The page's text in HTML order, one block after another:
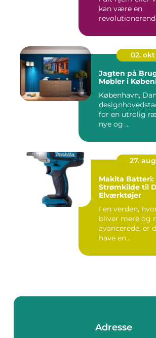
kan være en
02. okt
Jagten på
Møbler i
København,
for en utrolig
nye og ...
27. aug
Makita
Strømkilde til
Elværktøjer
I en verden,
bliver mere og
avancerede, er
have en...
Adresse